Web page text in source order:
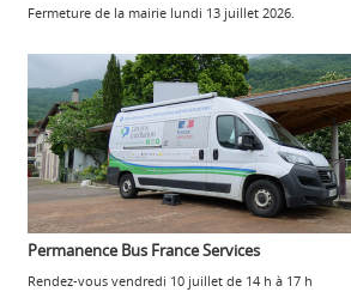
Fermeture de la mairie lundi 13 juillet 2026.
Permanence Bus France Services
Rendez-vous vendredi 10 juillet de 14 h à 17 h